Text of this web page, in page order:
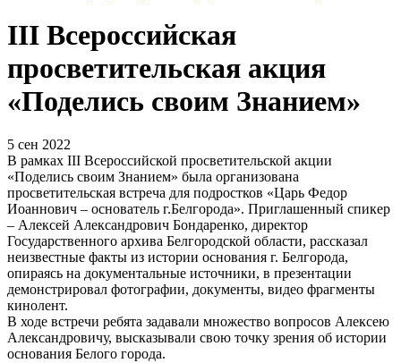
III Всероссийская
просветительская акция
«Поделись своим Знанием»
5 сен 2022
В рамках III Всероссийской просветительской акции
«Поделись своим Знанием» была организована
просветительская встреча для подростков «Царь Федор
Иоаннович – основатель г.Белгорода». Приглашенный спикер
– Алексей Александрович Бондаренко, директор
Государственного архива Белгородской области, рассказал
неизвестные факты из истории основания г. Белгорода,
опираясь на документальные источники, в презентации
демонстрировал фотографии, документы, видео фрагменты
кинолент.
В ходе встречи ребята задавали множество вопросов Алексею
Александровичу, высказывали свою точку зрения об истории
основания Белого города.